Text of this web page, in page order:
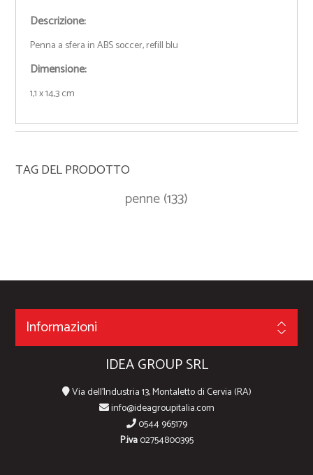
Descrizione:
Penna a sfera in ABS soccer, refill blu
Dimensione:
1,1 x 14,3 cm
TAG DEL PRODOTTO
penne(133)
Informazioni
IDEA GROUP SRL
Via dell'Industria 13, Montaletto di Cervia (RA)
info@ideagroupitalia.com
0544 965179
P.iva02754800395